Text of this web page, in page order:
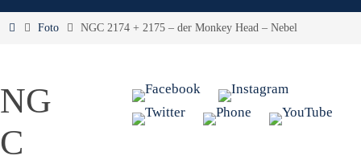
StartFoto NGC 2174 + 2175 – der Monkey Head – Nebel
NG
C